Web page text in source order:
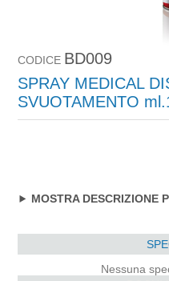
CODICE BD009
SPRAY MEDICAL
SVUOTAMENTO
MOSTRA DESCRIZIONE
Nessuna